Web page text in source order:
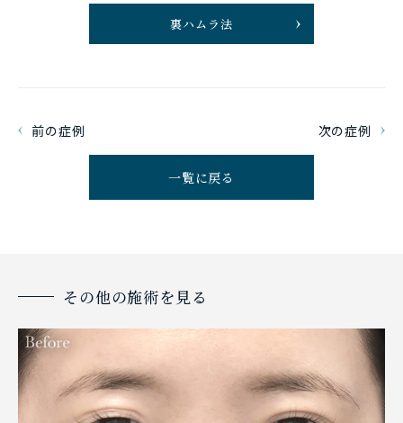
裏ハムラ法
前の症例 次の症例
一覧に戻る
その他の施術を見る